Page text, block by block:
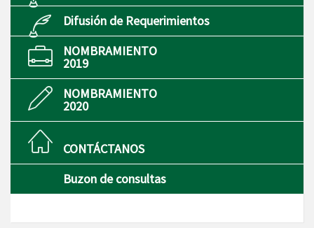
Difusión de Requerimientos
NOMBRAMIENTO
2019
NOMBRAMIENTO
2020
CONTÁCTANOS
Buzon de consultas